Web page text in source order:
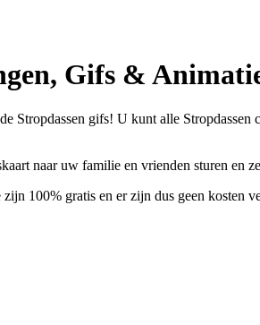
Gifs &
Stropdassen gifs! U kunt alle
naar uw familie en vrienden sturen en
100% gratis en er zijn dus geen